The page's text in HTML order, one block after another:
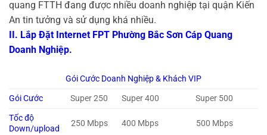
quang FTTH đang được nhiều doanh nghiệp tại quận Kiến
An tin tưởng và sử dụng khá nhiều.
II. Lắp Đặt Internet FPT Phường Bắc Sơn Cáp Quang
Doanh Nghiệp.
Gói Cước Doanh Nghiệp & Khách VIP
Gói Cước
Super 250 Super 400
Super 500
Tốc độ
Down/upload
250 Mbps 400 Mbps 500 Mbps